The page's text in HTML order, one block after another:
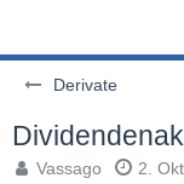
Derivate
Vassago 2.